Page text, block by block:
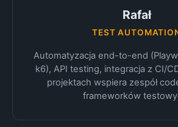
Rafał
TEST
Automatyzacja end-to-end
k6), API testing, integracja z CI/
projektach wspiera zespół
frameworków